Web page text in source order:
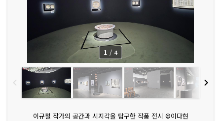
이규철 작가의 공간과 시지각을 탐구한 작품 전시 ©이다현
1 / 4